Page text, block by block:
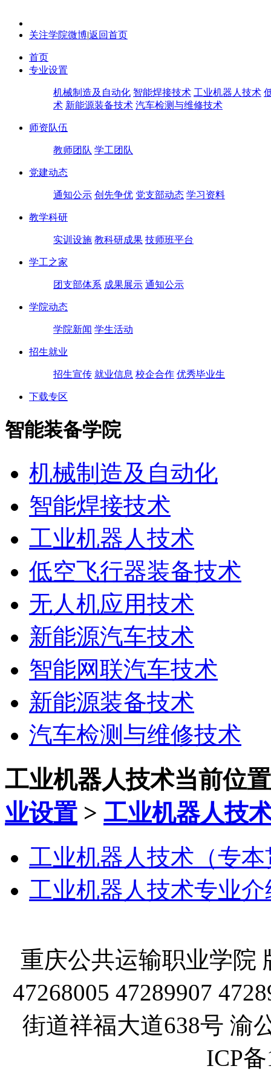
关注学院微博|返回首页
首页
专业设置
机械制造及自动化 智能焊接技术 工业机器人技术
术 新能源装备技术 汽车检测与维修技术
师资队伍
教师团队 学工团队
党建动态
通知公示 创先争优 党支部动态 学习资料
教学科研
实训设施 教科研成果 技师班平台
学工之家
团支部体系 成果展示 通知公示
学院动态
学院新闻 学生活动
招生就业
招生宣传 就业信息 校企合作 优秀毕业生
下载专区
智能装备学院
机械制造及自动化
智能焊接技术
工业机器人技术
低空飞行器装备技术
无人机应用技术
新能源汽车技术
智能网联汽车技术
新能源装备技术
汽车检测与维修技术
工业机器人技术当前位
业设置 > 工业机器人技
工业机器人技术（专
工业机器人技术专业介
重庆公共运输职业学院
47268005 47289907
街道祥福大道638号 渝
ICP